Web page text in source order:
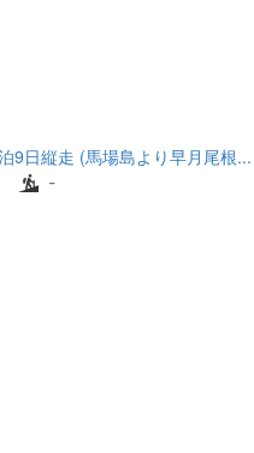
9日縦走 (馬場島より早月尾根...
-